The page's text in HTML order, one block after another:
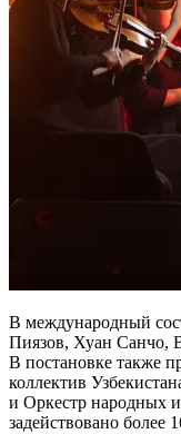
В международный
Пиязов, Хуан Санчо,
В постановке также
коллектив
и Оркестр народных
задействовано более